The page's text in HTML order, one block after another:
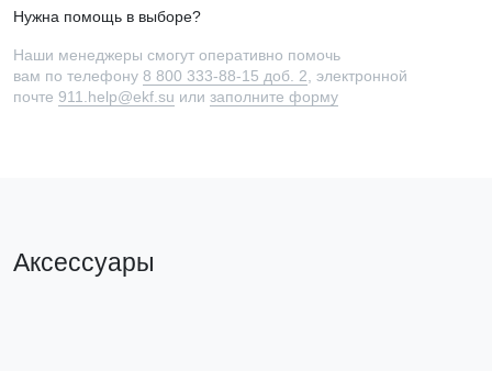
Нужна помощь в выборе?
Наши менеджеры смогут оперативно помочь
вам по телефону 8 800 333-88-15 доб. 2 , электронной
почте 911.help@ekf.su или заполните форму
Аксессуары